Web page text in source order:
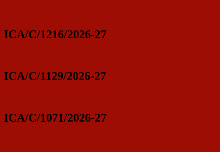
ICA/C/1216/2026-27
ICA/C/1129/2026-27
ICA/C/1071/2026-27